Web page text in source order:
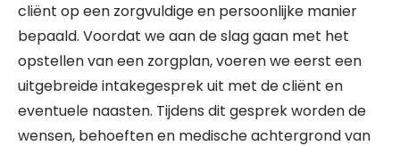
cliënt op een zorgvuldige en persoonlijke manier
bepaald. Voordat we aan de slag gaan met het
opstellen van een zorgplan, voeren we eerst een
uitgebreide intakegesprek uit met de cliënt en
eventuele naasten. Tijdens dit gesprek worden de
wensen, behoeften en medische achtergrond van